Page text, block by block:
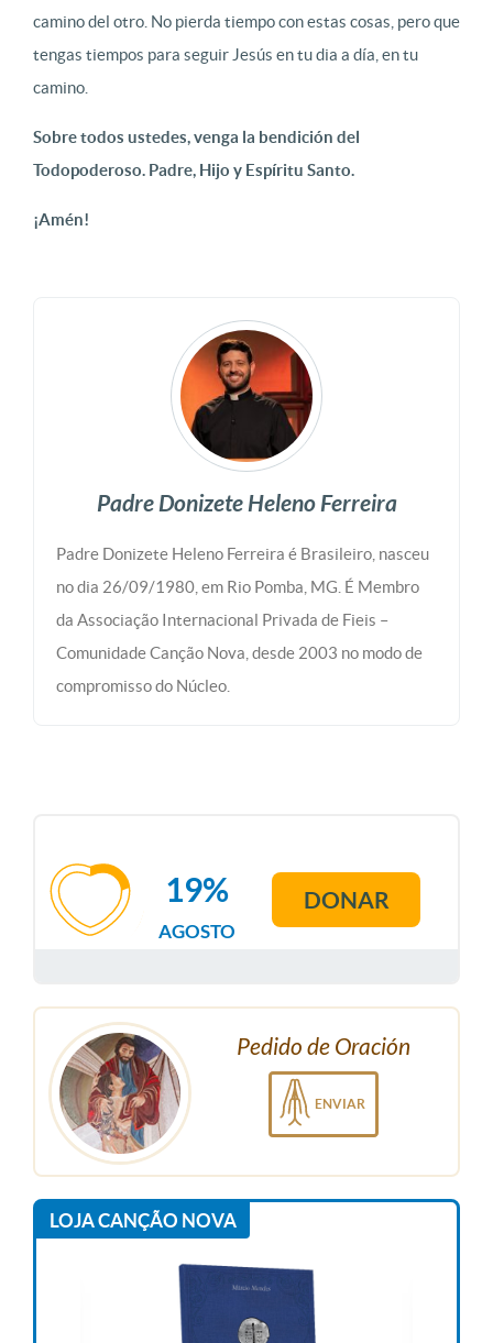
camino del otro. No pierda tiempo con estas cosas, pero que
tengas tiempos para seguir Jesús en tu dia a día, en tu
camino.
Sobre todos ustedes, venga la bendición del
Todopoderoso. Padre, Hijo y Espíritu Santo.
¡Amén!
Padre Donizete Heleno Ferreira
Padre Donizete Heleno Ferreira é Brasileiro, nasceu
no dia 26/09/1980, em Rio Pomba, MG. É Membro
da Associação Internacional Privada de Fieis –
Comunidade Canção Nova, desde 2003 no modo de
compromisso do Núcleo.
AGOSTO
19% DONAR
Pedido de Oración
ENVIAR
LOJA CANÇÃO NOVA